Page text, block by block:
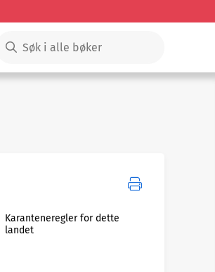
Karanteneregler for dette
landet